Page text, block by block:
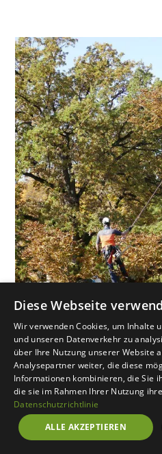
Unsere
Für Privatkunden,
Diese Webseite
Wir verwenden Cookies, um Inhalte
und unseren Datenverkehr zu
über Ihre Nutzung unserer Website
Analysepartner weiter, die diese
Informationen kombinieren, die Sie
die sie im Rahmen Ihrer Nutzung
Datenschutzrichtlinie
ALLE AKZEPTIEREN